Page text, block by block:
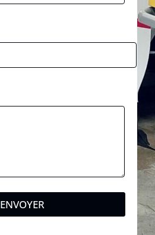
ENVOYER